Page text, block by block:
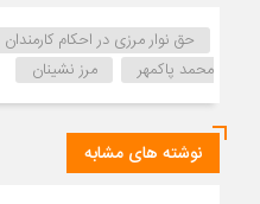
حق نوار مرزی در احکام کارمندان
محمد پاکمهر
مرز نشینان
نوشته های مشابه